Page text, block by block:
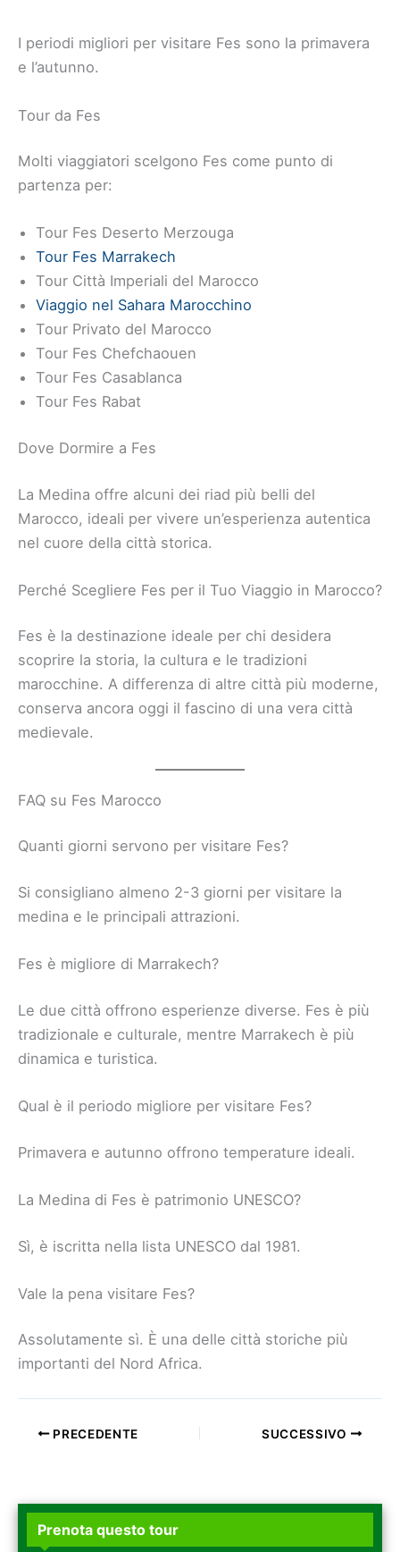
I periodi migliori per visitare Fes sono la primavera
e l’autunno.
Tour da Fes
Molti viaggiatori scelgono Fes come punto di
partenza per:
Tour Fes Deserto Merzouga
Tour Fes Marrakech
Tour Città Imperiali del Marocco
Viaggio nel Sahara Marocchino
Tour Privato del Marocco
Tour Fes Chefchaouen
Tour Fes Casablanca
Tour Fes Rabat
Dove Dormire a Fes
La Medina offre alcuni dei riad più belli del
Marocco, ideali per vivere un’esperienza autentica
nel cuore della città storica.
Perché Scegliere Fes per il Tuo Viaggio in Marocco?
Fes è la destinazione ideale per chi desidera
scoprire la storia, la cultura e le tradizioni
marocchine. A differenza di altre città più moderne,
conserva ancora oggi il fascino di una vera città
medievale.
FAQ su Fes Marocco
Quanti giorni servono per visitare Fes?
Si consigliano almeno 2-3 giorni per visitare la
medina e le principali attrazioni.
Fes è migliore di Marrakech?
Le due città offrono esperienze diverse. Fes è più
tradizionale e culturale, mentre Marrakech è più
dinamica e turistica.
Qual è il periodo migliore per visitare Fes?
Primavera e autunno offrono temperature ideali.
La Medina di Fes è patrimonio UNESCO?
Sì, è iscritta nella lista UNESCO dal 1981.
Vale la pena visitare Fes?
Assolutamente sì. È una delle città storiche più
importanti del Nord Africa.
PRECEDENTE SUCCESSIVO
Prenota questo tour